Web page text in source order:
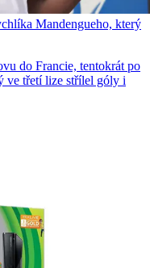
Mandengueho, který
do Francie, tentokrát po
ve třetí lize střílel góly i